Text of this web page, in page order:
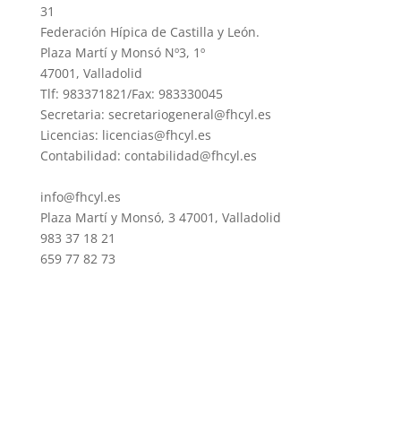
31
Federación Hípica de Castilla y León.
Plaza Martí y Monsó Nº3, 1º
47001, Valladolid
Tlf: 983371821/Fax: 983330045
Secretaria: secretariogeneral@fhcyl.es
Licencias: licencias@fhcyl.es
Contabilidad: contabilidad@fhcyl.es
info@fhcyl.es
Plaza Martí y Monsó, 3 47001, Valladolid
983 37 18 21
659 77 82 73